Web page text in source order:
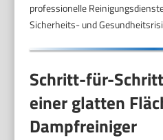
professionelle
Sicherheits- und
Schritt-für-
einer glatten
Dampfreiniger